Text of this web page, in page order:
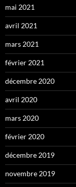
mai 2021
avril 2021
mars 2021
février 2021
décembre 2020
avril 2020
mars 2020
février 2020
décembre 2019
novembre 2019